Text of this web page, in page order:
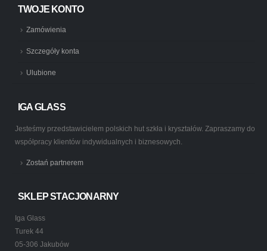
TWOJE KONTO
Zamówienia
Szczegóły konta
Ulubione
IGA GLASS
Jesteśmy przedstawicielem polskich hut szkła i kryształów. Zapraszamy do
współpracy klientów indywidualnych i biznesowych.
Zostań partnerem
SKLEP STACJONARNY
Iga Glass
Turek 44
05-306 Jakubów